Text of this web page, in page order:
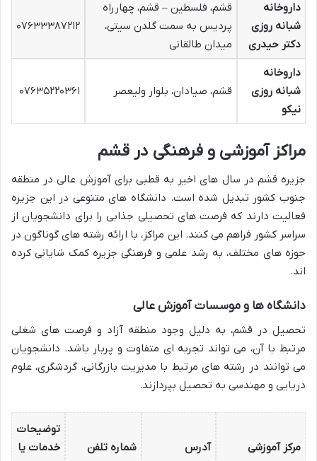
داروخانه
شبانه روزی
دکتر حیدری
قشم، فلسطین – قشم، چهارراه
پردیس به سمت گلدن سیتی،
میدان طالقانی
۰۷۶۳۳۳۸۷۲۱۲
داروخانه
شبانه روزی
نیکو
قشم، صیادان، بلوار ولیعصر ۰۷۶۳۵۲۲۰۳۶۱
مراکز آموزشی و فرهنگی در قشم
جزیره قشم در سال های اخیر به قطبی برای آموزش عالی در منطقه
جنوب کشور تبدیل شده است. دانشگاه های متنوعی در این جزیره
فعالیت دارند که فرصت های تحصیلی جذابی را برای دانشجویان از
سراسر کشور فراهم می کنند. این مراکز، با ارائه رشته های گوناگون در
حوزه های مختلف، به رشد علمی و فرهنگی جزیره کمک شایانی کرده
اند.
دانشگاه ها و موسسات آموزش عالی
تحصیل در قشم، به دلیل وجود منطقه آزاد و فرصت های شغلی
مرتبط با آن، می تواند تجربه ای متفاوت و پربار باشد. دانشجویان
می توانند در رشته های مرتبط با مدیریت بازرگانی، گردشگری، علوم
دریایی و مهندسی به تحصیل بپردازند.
مرکز آموزشی آدرس شماره تلفن
توضیحات
خدمات یا